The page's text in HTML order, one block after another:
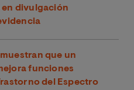
en divulgación
que un
funciones
del Espectro